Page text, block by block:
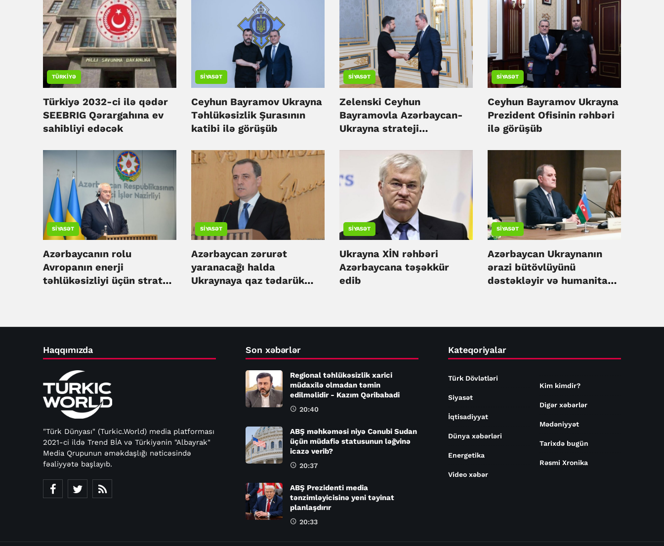
TÜRKIYƏ
Türkiyə 2032-ci ilə qədər
SEEBRIG Qərargahına ev
sahibliyi edəcək
SIYASƏT
Ceyhun Bayramov Ukrayna
Təhlükəsizlik Şurasının
katibi ilə görüşüb
SIYASƏT
Zelenski Ceyhun
Bayramovla Azərbaycan-
Ukrayna strateji
SIYASƏT
Ceyhun Bayramov Ukrayna
Prezident Ofisinin rəhbəri
ilə görüşüb
SIYASƏT
Azərbaycanın rolu
Avropanın enerji
təhlükəsizliyi üçün strateji
SIYASƏT
Azərbaycan zərurət
yaranacağı halda
Ukraynaya qaz tədarük
SIYASƏT
Ukrayna XİN rəhbəri
Azərbaycana təşəkkür
edib
SIYASƏT
Azərbaycan Ukraynanın
ərazi bütövlüyünü
dəstəkləyir və humanitar
Haqqımızda
"Türk Dünyası" (Turkic.World) media platforması
2021-ci ildə Trend BİA və Türkiyənin "Albayrak"
Media Qrupunun əməkdaşlığı nəticəsində
fəaliyyətə başlayıb.
Son xəbərlər
Regional təhlükəsizlik xarici
müdaxilə olmadan təmin
edilməlidir - Kazım Qəribabadi
20:40
ABŞ məhkəməsi niyə Cənubi Sudan
üçün müdafiə statusunun ləğvinə
icazə verib?
20:37
ABŞ Prezidenti media
tənzimləyicisinə yeni təyinat
planlaşdırır
20:33
Kateqoriyalar
Türk Dövlətləri
Siyasət
İqtisadiyyat
Dünya xəbərləri
Energetika
Video xəbər
Kim kimdir?
Digər xəbərlər
Mədəniyyət
Tarixdə bugün
Rəsmi Xronika